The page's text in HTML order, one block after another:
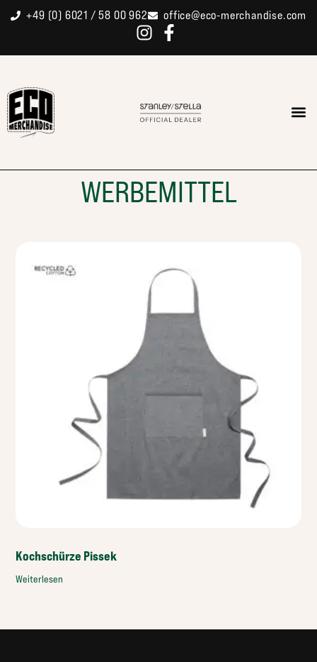
+49 (0) 6021 / 58 00 962 office@eco-merchandise.com
WERBEMITTEL
Kochschürze Pissek
Weiterlesen